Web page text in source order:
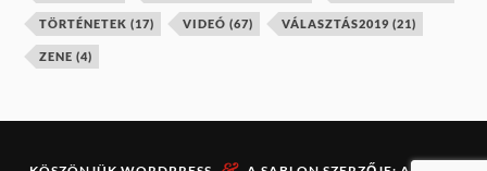
TÖRTÉNETEK (17) VIDEÓ (67) VÁLASZTÁS2019 (21)
ZENE (4)